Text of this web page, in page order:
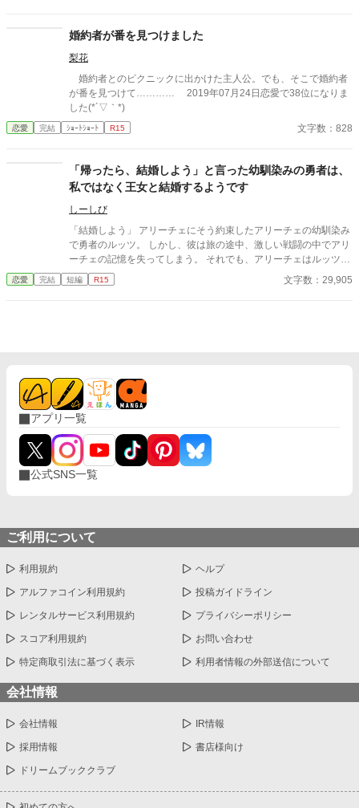
婚約者が番を見つけました
梨花
婚約者とのピクニックに出かけた主人公。でも、そこで婚約者
が番を見つけて………… 2019年07月24日恋愛で38位になりま
した(*´▽｀*)
恋愛 完結 ｼｮｰﾄｼｮｰﾄ R15 文字数：828
「帰ったら、結婚しよう」と言った幼馴染みの勇者は、
私ではなく王女と結婚するようです
しーしび
「結婚しよう」 アリーチェにそう約束したアリーチェの幼馴染み
で勇者のルッツ。 しかし、彼は旅の途中、激しい戦闘の中でアリ
ーチェの記憶を失ってしまう。 それでも、アリーチェはルッツに
会いたくて魔王討伐を果たした彼の帰還を祝う席に忍び込むも、
そこでは彼と王女の婚約が発表されていた・・・
恋愛 完結 短編 R15 文字数：29,905
アプリ一覧
公式SNS一覧
ご利用について
利用規約 ヘルプ
アルファコイン利用規約 投稿ガイドライン
レンタルサービス利用規約 プライバシーポリシー
スコア利用規約 お問い合わせ
特定商取引法に基づく表示 利用者情報の外部送信について
会社情報
会社情報 IR情報
採用情報 書店様向け
ドリームブッククラブ